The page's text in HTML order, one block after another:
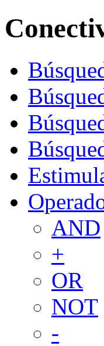
AND
+
OR
NOT
-